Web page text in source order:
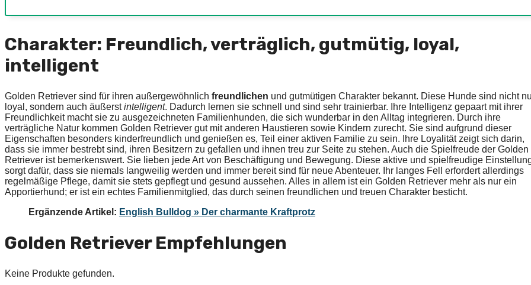
Charakter: Freundlich, verträglich, gutmütig, loyal,
intelligent
Golden Retriever sind für ihren außergewöhnlich freundlichen und gutmütigen Charakter bekannt. Diese Hunde sind nicht
loyal, sondern auch äußerstintelligent. Dadurch lernen sie schnell und sind sehr trainierbar. Ihre Intelligenz gepaart mit ihrer
Freundlichkeit macht sie zu ausgezeichneten Familienhunden, die sich wunderbar in den Alltag integrieren. Durch ihre
verträgliche Natur kommen Golden Retriever gut mit anderen Haustieren sowie Kindern zurecht. Sie sind aufgrund dieser
Eigenschaften besonders kinderfreundlich und genießen es, Teil einer aktiven Familie zu sein. Ihre Loyalität zeigt sich darin,
dass sie immer bestrebt sind, ihren Besitzern zu gefallen und ihnen treu zur Seite zu stehen. Auch die Spielfreude der Golden
Retriever ist bemerkenswert. Sie lieben jede Art von Beschäftigung und Bewegung. Diese aktive und spielfreudige
sorgt dafür, dass sie niemals langweilig werden und immer bereit sind für neue Abenteuer. Ihr langes Fell erfordert allerdings
regelmäßige Pflege, damit sie stets gepflegt und gesund aussehen. Alles in allem ist ein Golden Retriever mehr als nur ein
Apportierhund; er ist ein echtes Familienmitglied, das durch seinen freundlichen und treuen Charakter besticht.
Ergänzende Artikel: English Bulldog » Der charmante Kraftprotz
Golden Retriever Empfehlungen
Keine Produkte gefunden.